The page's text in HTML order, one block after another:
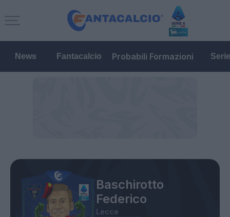
News Fantacalcio Probabili Formazioni
Baschirotto
Federico
Lecce